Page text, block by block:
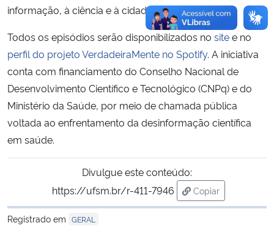
informação, à ciência e à cidadania”, destaca.
Todos os episódios serão disponibilizados no sitee no
perfil do projeto VerdadeiraMente no Spotify. A iniciativa
conta com financiamento do Conselho Nacional de
Desenvolvimento Científico e Tecnológico (CNPq) e do
Ministério da Saúde, por meio de chamada pública
voltada ao enfrentamento da desinformação científica
em saúde.
Divulgue este conteúdo:
https://ufsm.br/r-411-7946
Copiar
para área de
Registrado em GERAL